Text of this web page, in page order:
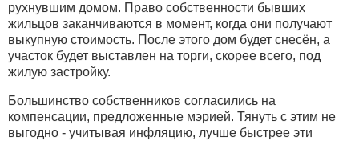
рухнувшим домом. Право собственности бывших
жильцов заканчиваются в момент, когда они получают
выкупную стоимость. После этого дом будет снесён, а
участок будет выставлен на торги, скорее всего, под
жилую застройку.
Большинство собственников согласились на
компенсации, предложенные мэрией. Тянуть с этим не
выгодно - учитывая инфляцию, лучше быстрее эти